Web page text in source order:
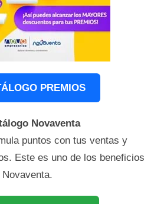
PREMIOS
Novaventa
puntos con tus ventas y
Este es uno de los beneficios